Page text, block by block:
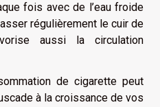
fois avec de l’eau froide
régulièrement le cuir de
aussi la circulation
de cigarette peut
à la croissance de vos